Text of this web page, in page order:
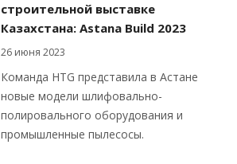
строительной выставке
Казахстана: Astana Build 2023
26 июня 2023
Команда HTG представила в Астане
новые модели шлифовально-
полировального оборудования и
промышленные пылесосы.